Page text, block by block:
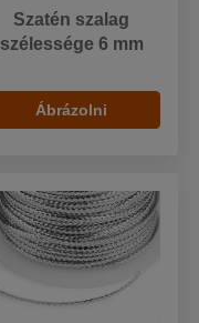
Szatén szalag
szélessége 6 mm
Ábrázolni